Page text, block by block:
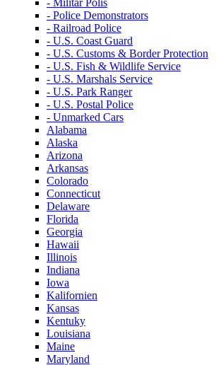
- Police Demonstrators
- Railroad Police
- U.S. Coast Guard
- U.S. Customs & Border Protection
- U.S. Fish & Wildlife Service
- U.S. Marshals Service
- U.S. Park Ranger
- U.S. Postal Police
- Unmarked Cars
Alabama
Alaska
Arizona
Arkansas
Colorado
Connecticut
Delaware
Florida
Georgia
Hawaii
Illinois
Indiana
Iowa
Kalifornien
Kansas
Kentuky
Louisiana
Maine
Maryland